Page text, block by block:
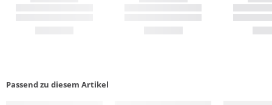
Passend zu diesem Artikel